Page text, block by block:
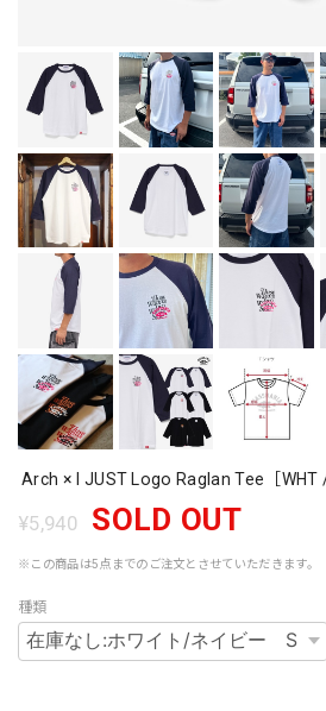
Arch × I JUST Logo Raglan Tee［WHT /
¥5,940 SOLD OUT
※この商品は5点までのご注文とさせていただきます。
種類